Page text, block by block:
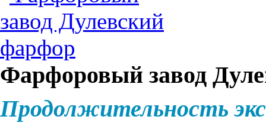
Фарфоровый завод
Продолжительность